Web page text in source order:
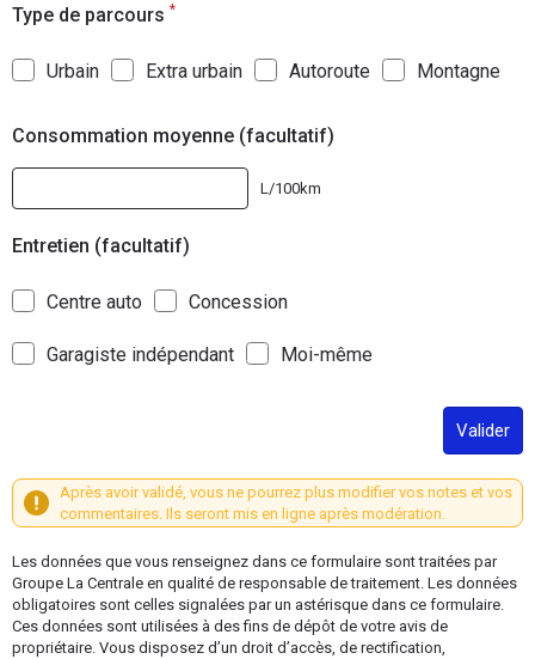
Type de parcours *
Urbain Extra urbain Autoroute Montagne
Consommation moyenne (facultatif)
L/100km
Entretien (facultatif)
Centre auto Concession
Garagiste indépendant Moi-même
Valider
Après avoir validé, vous ne pourrez plus modifier vos notes et vos
commentaires. Ils seront mis en ligne après modération.
Les données que vous renseignez dans ce formulaire sont traitées par
Groupe La Centrale en qualité de responsable de traitement. Les données
obligatoires sont celles signalées par un astérisque dans ce formulaire.
Ces données sont utilisées à des fins de dépôt de votre avis de
propriétaire. Vous disposez d’un droit d’accès, de rectification,